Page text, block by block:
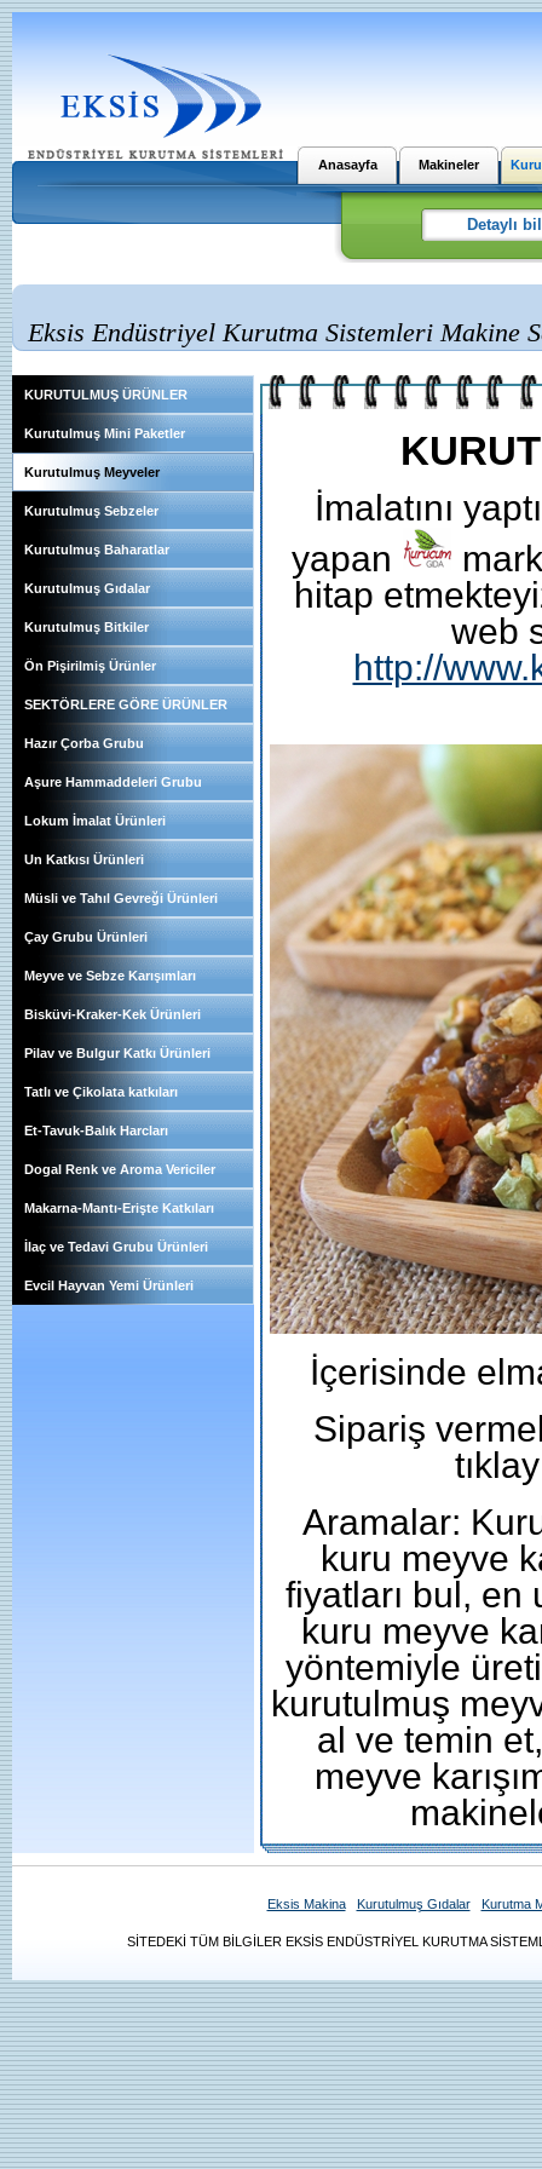
Anasayfa Makineler Kuru
Eksis Endüstriyel Kurutma Sistemleri Makine
KURUTULMUŞ ÜRÜNLER
Kurutulmuş Mini Paketler
Kurutulmuş Meyveler
Kurutulmuş Sebzeler
Kurutulmuş Baharatlar
Kurutulmuş Gıdalar
Kurutulmuş Bitkiler
Ön Pişirilmiş Ürünler
SEKTÖRLERE GÖRE ÜRÜNLER
Hazır Çorba Grubu
Aşure Hammaddeleri Grubu
Lokum İmalat Ürünleri
Un Katkısı Ürünleri
Müsli ve Tahıl Gevreği Ürünleri
Çay Grubu Ürünleri
Meyve ve Sebze Karışımları
Bisküvi-Kraker-Kek Ürünleri
Pilav ve Bulgur Katkı Ürünleri
Tatlı ve Çikolata katkıları
Et-Tavuk-Balık Harcları
Dogal Renk ve Aroma Vericiler
Makarna-Mantı-Erişte Katkıları
İlaç ve Tedavi Grubu Ürünleri
Evcil Hayvan Yemi Ürünleri
İmalatını
yapan
hitap
web
http://
İçerisinde
Sipariş
Aramalar:
kuru meyve
fiyatları bul, en
kuru meyve
yöntemiyle
kurutulmuş
al ve temin
meyve
Eksis Makina Kurutulmuş Gıdalar Kurutma
SİTEDEKİ TÜM BİLGİLER EKSİS ENDÜSTRİYEL KURUTMA